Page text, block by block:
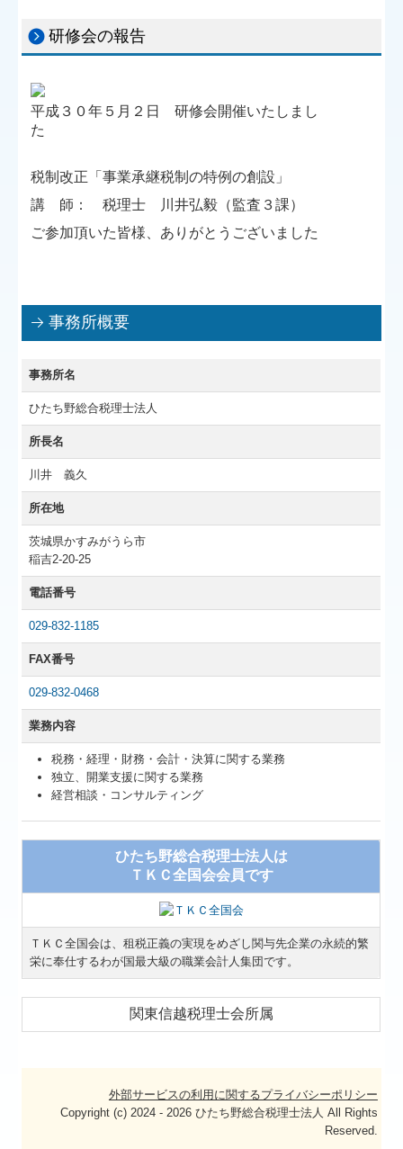
事務所概要
事務所名
ひたち野総合税理士法人
所長名
川井 義久
所在地
茨城県かすみがうら市
稲吉2-20-25
電話番号
029-832-1185
FAX番号
029-832-0468
業務内容
税務・経理・財務・会計・決算に関する業務
独立、開業支援に関する業務
経営相談・コンサルティング
ひたち野総合税理士法人は
ＴＫＣ全国会会員です
ＴＫＣ全国会は、租税正義の実現をめざし関与先企業の永続的繁
栄に奉仕するわが国最大級の職業会計人集団です。
関東信越税理士会所属
研修会の報告
平成３０年５月２日 研修会開催いたしまし
た
税制改正「事業承継税制の特例の創設」
講 師： 税理士 川井弘毅（監査３課）
ご参加頂いた皆様、ありがとうございました
外部サービスの利用に関するプライバシーポリシー
Copyright (c) 2024 - 2026 ひたち野総合税理士法人 All Rights
Reserved.